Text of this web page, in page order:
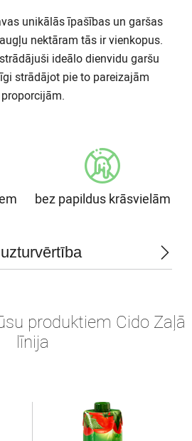
unikālās īpašības un garšas
nektāram tās ir vienkopus.
ideālo dienvidu garšu
strādājot pie to pareizajām
proporcijām.
bez papildus krāsvielām
produktiem Cido Zaļā
līnija